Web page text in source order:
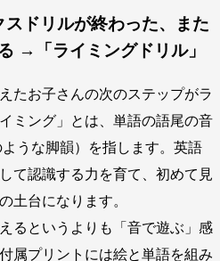
スドリルが終わった、また
→「ライミングドリル」
たお子さんの次のステップがラ
ミング」とは、単語の語尾の音
ような脚韻）を指します。英語
て認識する力を育て、初めて見
土台になります。
るというよりも「音で遊ぶ」感
属プリントには絵と単語を組み